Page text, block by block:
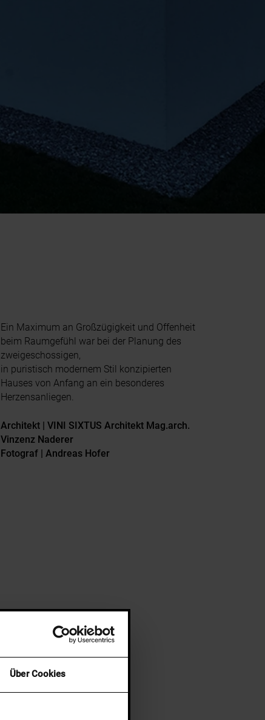
Über Cookies
Ein Maximum an Großzügigkeit und Offenheit
beim Raumgefühl war bei der Planung des
zweigeschossigen,
in puristisch modernem Stil konzipierten
Hauses von Anfang an ein besonderes
Herzensanliegen.
Architekt | VINI SIXTUS Architekt Mag.arch.
Vinzenz Naderer
Fotograf | Andreas Hofer